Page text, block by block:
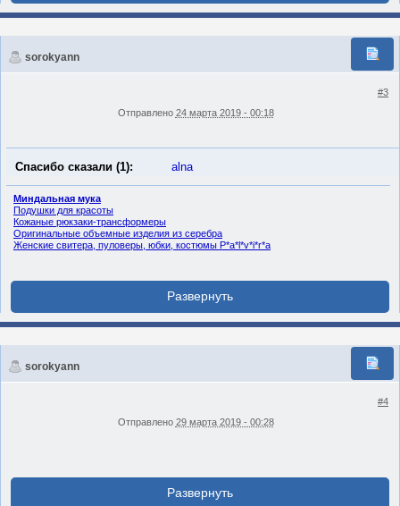
sorokyann
#3
Отправлено 24 марта 2019 - 00:18
Спасибо сказали (1): alna
Миндальная мука
Подушки для красоты
Кожаные рюкзаки-трансформеры
Оригинальные объемные изделия из серебра
Женские свитера, пуловеры, юбки, костюмы P*a*l*v*i*r*a
sorokyann
#4
Отправлено 29 марта 2019 - 00:28